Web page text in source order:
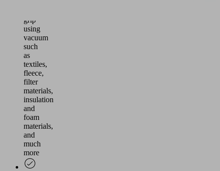
grip
using
vacuum
such
as
textiles,
fleece,
filter
materials,
insulation
and
foam
materials,
and
much
more